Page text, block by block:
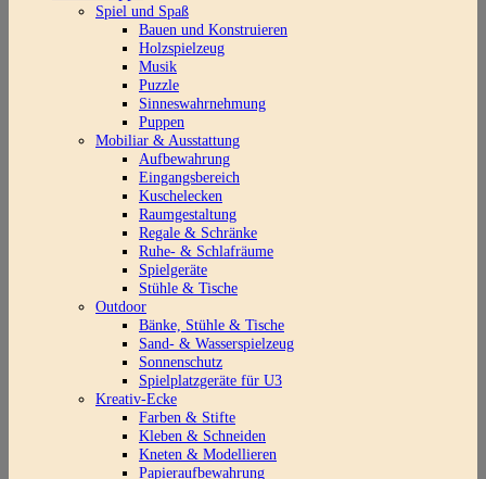
Spiel und Spaß
Bauen und Konstruieren
Holzspielzeug
Musik
Puzzle
Sinneswahrnehmung
Puppen
Mobiliar & Ausstattung
Aufbewahrung
Eingangsbereich
Kuschelecken
Raumgestaltung
Regale & Schränke
Ruhe- & Schlafräume
Spielgeräte
Stühle & Tische
Outdoor
Bänke, Stühle & Tische
Sand- & Wasserspielzeug
Sonnenschutz
Spielplatzgeräte für U3
Kreativ-Ecke
Farben & Stifte
Kleben & Schneiden
Kneten & Modellieren
Papieraufbewahrung